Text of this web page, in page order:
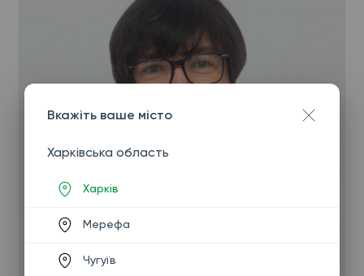
Вкажіть ваше місто
Харківська область
Харків
Мерефа
Чугуїв